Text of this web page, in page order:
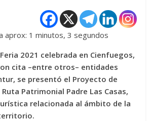
aprox: 1 minutos, 3 segundos
2021 celebrada en Cienfuegos,
cita –entre otros– entidades
se presentó el Proyecto de
Patrimonial Padre Las Casas,
relacionada al ámbito de la